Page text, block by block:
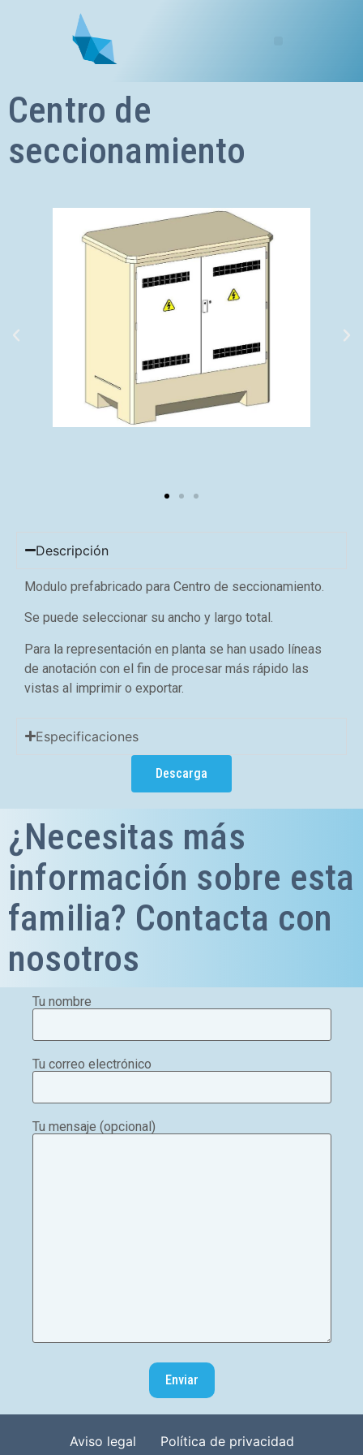
Centro de
seccionamiento
Descripción
Modulo prefabricado para Centro de seccionamiento.
Se puede seleccionar su ancho y largo total.
Para la representación en planta se han usado líneas
de anotación con el fin de procesar más rápido las
vistas al imprimir o exportar.
Especificaciones
Descarga
¿Necesitas más
información sobre esta
familia? Contacta con
nosotros
Tu nombre
Tu correo electrónico
Tu mensaje (opcional)
Aviso legal Política de privacidad